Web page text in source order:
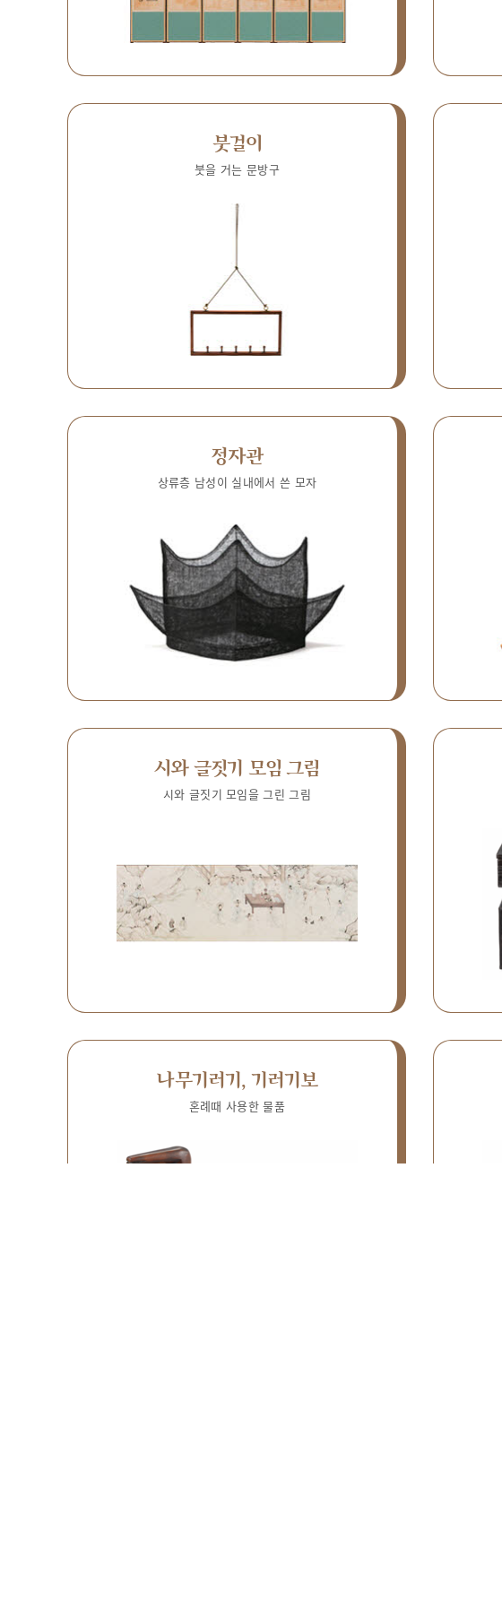
붓걸이
붓을 거는 문방구
정자관
상류층 남성이 실내에서 쓴 모자
시와 글짓기 모임 그림
시와 글짓기 모임을 그린 그림
나무기러기, 기러기보
혼례때 사용한 물품